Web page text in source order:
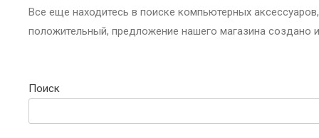
Все еще находитесь в поиске компьютерных
положительный, предложение нашего магазина создано
Поиск